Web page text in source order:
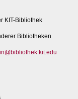
KIT-Bibliothek
Bibliotheken